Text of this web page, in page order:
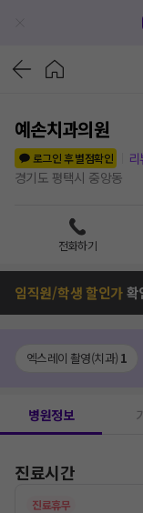
예손치과의원
로그인 후 별점확인
경기도 평택시 중앙동
전화하기
임직원/학생 할인가확
엑스레이 촬영(치과) 1
병원정보
진료시간
진료휴무